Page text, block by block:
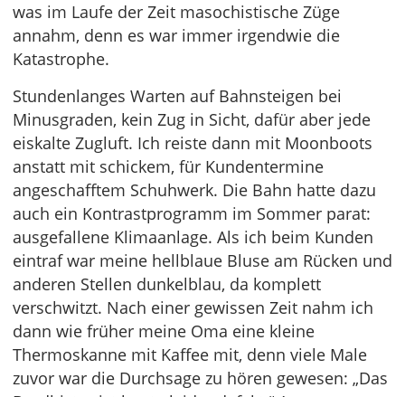
was im Laufe der Zeit masochistische Züge
annahm, denn es war immer irgendwie die
Katastrophe.
Stundenlanges Warten auf Bahnsteigen bei
Minusgraden, kein Zug in Sicht, dafür aber jede
eiskalte Zugluft. Ich reiste dann mit Moonboots
anstatt mit schickem, für Kundentermine
angeschafftem Schuhwerk. Die Bahn hatte dazu
auch ein Kontrastprogramm im Sommer parat:
ausgefallene Klimaanlage. Als ich beim Kunden
eintraf war meine hellblaue Bluse am Rücken und
anderen Stellen dunkelblau, da komplett
verschwitzt. Nach einer gewissen Zeit nahm ich
dann wie früher meine Oma eine kleine
Thermoskanne mit Kaffee mit, denn viele Male
zuvor war die Durchsage zu hören gewesen: „Das